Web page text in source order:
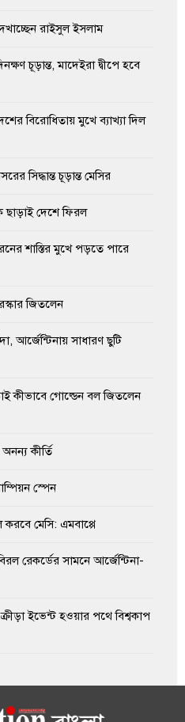
রাইসুল ইসলাম
চূড়ান্ত, মাদেইরা দ্বীপে হবে
বিরোধিতায় মুখে ব্যাখ্যা দিল
সিদ্ধান্ত চূড়ান্ত মেসির
ছাড়াই দেশে ফিরল
শাস্তির মুখে পড়তে পারে
জিতলেন
আর্জেন্টিনায় সাধারণ ছুটি
কীভাবে গোল্ডেন বল জিতলেন
কীর্তি
স্পেন
মেসি: এমবাপ্পে
রেকর্ডের সামনে আর্জেন্টিনা-
ইভেন্ট হওয়ার পথে বিশ্বকাপ